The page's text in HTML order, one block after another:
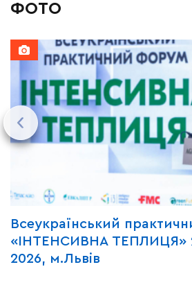
ФОТО
Всеукраїнський
«ІНТЕНСИВНА ТЕПЛИЦЯ»
2026, м.Львів